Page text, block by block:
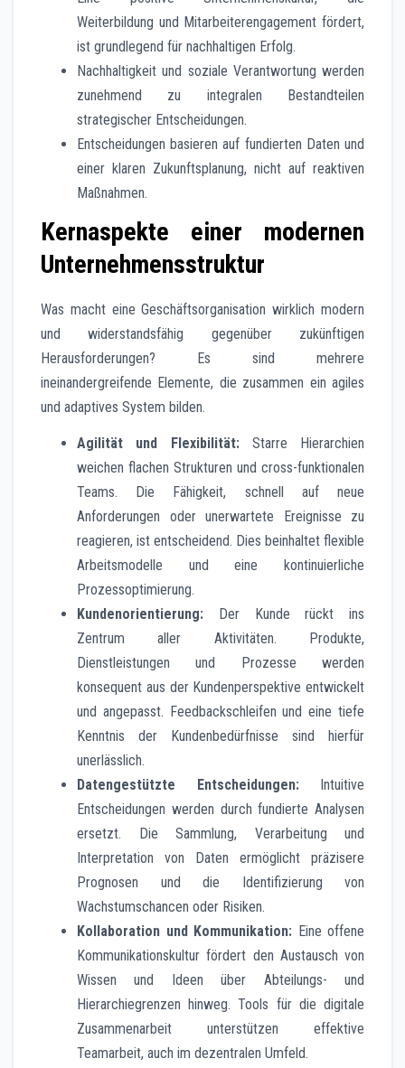
Weiterbildung und Mitarbeiterengagement fördert,
ist grundlegend für nachhaltigen Erfolg.
Nachhaltigkeit und soziale Verantwortung werden
zunehmend zu integralen Bestandteilen
strategischer Entscheidungen.
Entscheidungen basieren auf fundierten Daten und
einer klaren Zukunftsplanung, nicht auf reaktiven
Maßnahmen.
Kernaspekte einer modernen
Unternehmensstruktur
Was macht eine Geschäftsorganisation wirklich modern
und widerstandsfähig gegenüber zukünftigen
Herausforderungen? Es sind mehrere
ineinandergreifende Elemente, die zusammen ein agiles
und adaptives System bilden.
Agilität und Flexibilität:Starre Hierarchien
weichen flachen Strukturen und cross-funktionalen
Teams. Die Fähigkeit, schnell auf neue
Anforderungen oder unerwartete Ereignisse zu
reagieren, ist entscheidend. Dies beinhaltet flexible
Arbeitsmodelle und eine kontinuierliche
Prozessoptimierung.
Kundenorientierung: Der Kunde rückt ins
Zentrum aller Aktivitäten. Produkte,
Dienstleistungen und Prozesse werden
konsequent aus der Kundenperspektive entwickelt
und angepasst. Feedbackschleifen und eine tiefe
Kenntnis der Kundenbedürfnisse sind hierfür
unerlässlich.
Datengestützte Entscheidungen:Intuitive
Entscheidungen werden durch fundierte Analysen
ersetzt. Die Sammlung, Verarbeitung und
Interpretation von Daten ermöglicht präzisere
Prognosen und die Identifizierung von
Wachstumschancen oder Risiken.
Kollaboration und Kommunikation: Eine offene
Kommunikationskultur fördert den Austausch von
Wissen und Ideen über Abteilungs- und
Hierarchiegrenzen hinweg. Tools für die digitale
Zusammenarbeit unterstützen effektive
Teamarbeit, auch im dezentralen Umfeld.